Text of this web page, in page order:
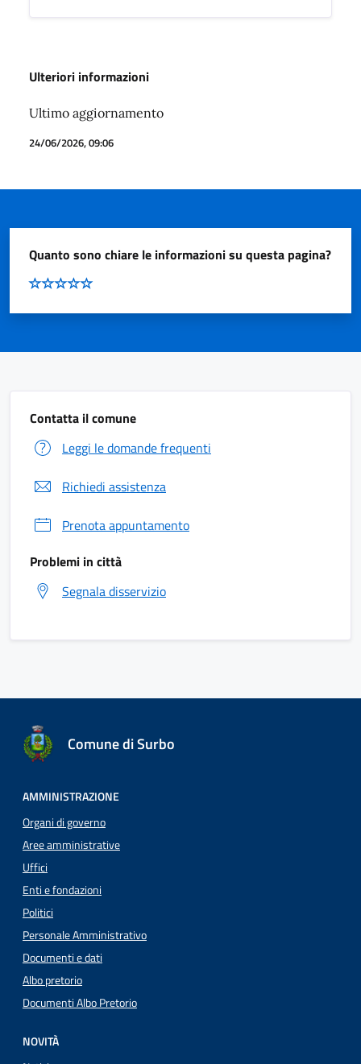
Ulteriori informazioni
Ultimo aggiornamento
24/06/2026, 09:06
Quanto sono chiare le informazioni su questa pagina?
Contatta il comune
Leggi le domande frequenti
Richiedi assistenza
Prenota appuntamento
Problemi in città
Segnala disservizio
Comune di Surbo
AMMINISTRAZIONE
Organi di governo
Aree amministrative
Uffici
Enti e fondazioni
Politici
Personale Amministrativo
Documenti e dati
Albo pretorio
Documenti Albo Pretorio
NOVITÀ